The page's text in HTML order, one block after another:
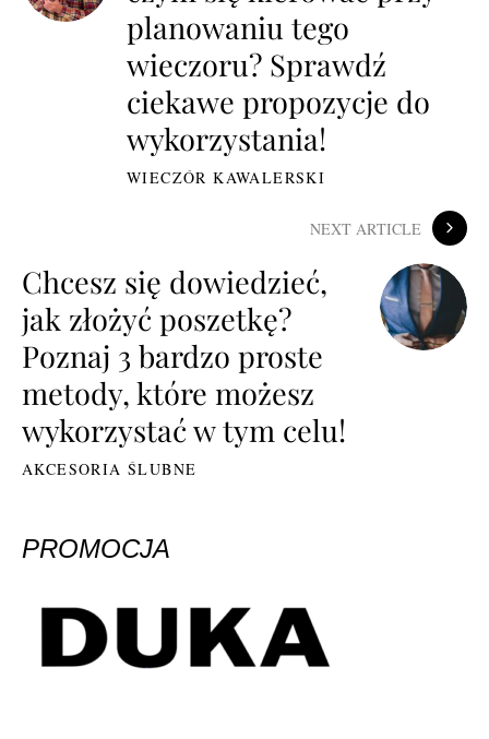
planowaniu tego
wieczoru? Sprawdź
ciekawe propozycje do
wykorzystania!
WIECZÓR KAWALERSKI
NEXT ARTICLE
Chcesz się dowiedzieć,
jak złożyć poszetkę?
Poznaj 3 bardzo proste
metody, które możesz
wykorzystać w tym celu!
AKCESORIA ŚLUBNE
PROMOCJA